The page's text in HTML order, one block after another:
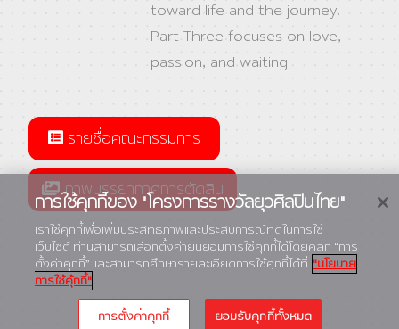
toward life and the journey.
Part Three focuses on love,
passion, and waiting
รายชื่อคณะกรรมการ
ภาพบรรยากาศการตัดสิน
การใช้คุกกี้ของ "โครงการรางวัลยุวศิลปินไทย"
เราใช้คุกกี้เพื่อเพิ่มประสิทธิภาพและประสบการณ์ที่ดีในการใช้
เว็บไซต์ ท่านสามารถเลือกตั้งค่ายินยอมการใช้คุกกี้ได้โดยคลิก “การ
ตั้งค่าคุกกี้” และสามารถศึกษารายละเอียดการใช้คุกกี้ได้ที่ "นโยบาย
การใช้คุ้กกี้"
การตั้งค่าคุกกี้
ยอมรับคุกกี้ทั้งหมด